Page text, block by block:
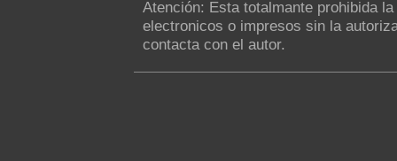
Atención: Esta totalmante prohibida
electronicos o impresos sin la
contacta con el autor.